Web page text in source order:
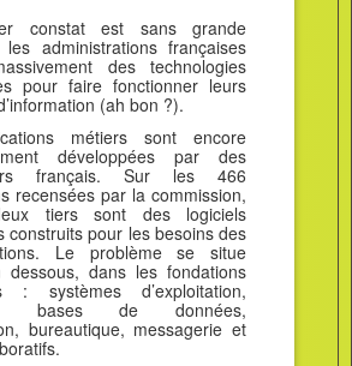
constat est sans grande
administrations françaises
des technologies
pour faire fonctionner leurs
(ah bon ?).
métiers sont encore
développées par des
français. Sur les 466
recensées par la commission,
tiers sont des logiciels
construits pour les besoins des
Le problème se situe
dessous, dans les fondations
: systèmes d’exploitation,
bases de données,
bureautique, messagerie et